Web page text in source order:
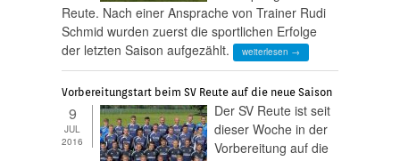
Reute. Nach einer Ansprache von Trainer Rudi
Schmid wurden zuerst die sportlichen Erfolge
der letzten Saison aufgezählt.
weiterlesen →
Vorbereitungstart beim SV Reute auf die neue Saison
9
JUL
2016
Der SV Reute ist seit
dieser Woche in der
Vorbereitung auf die